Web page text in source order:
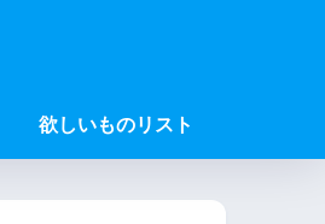
欲しいものリスト